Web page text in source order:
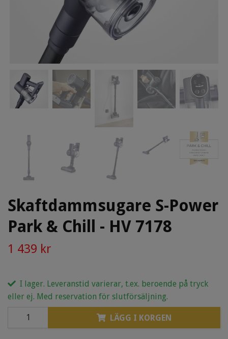
Skaftdammsugare S-Power
Park & Chill - HV 7178
1 439 kr
I lager. Leveranstid varierar, t.ex. beroende på tryck
eller ej. Med reservation för slutförsäljning.
LÄGG I KORGEN